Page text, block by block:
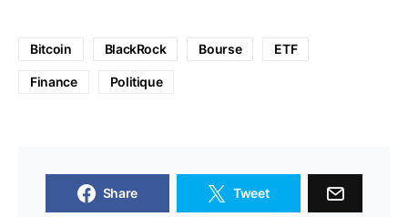
Bitcoin BlackRock Bourse ETF
Finance Politique
Share Tweet